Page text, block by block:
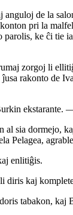
anguloj de la
pri la
ke ĉi tie
zorgoj li
ĵusa rakonto
ekstarante.
sia dormejo,
Pelagea,
enlitiĝis.
kaj
tabakon, kaj